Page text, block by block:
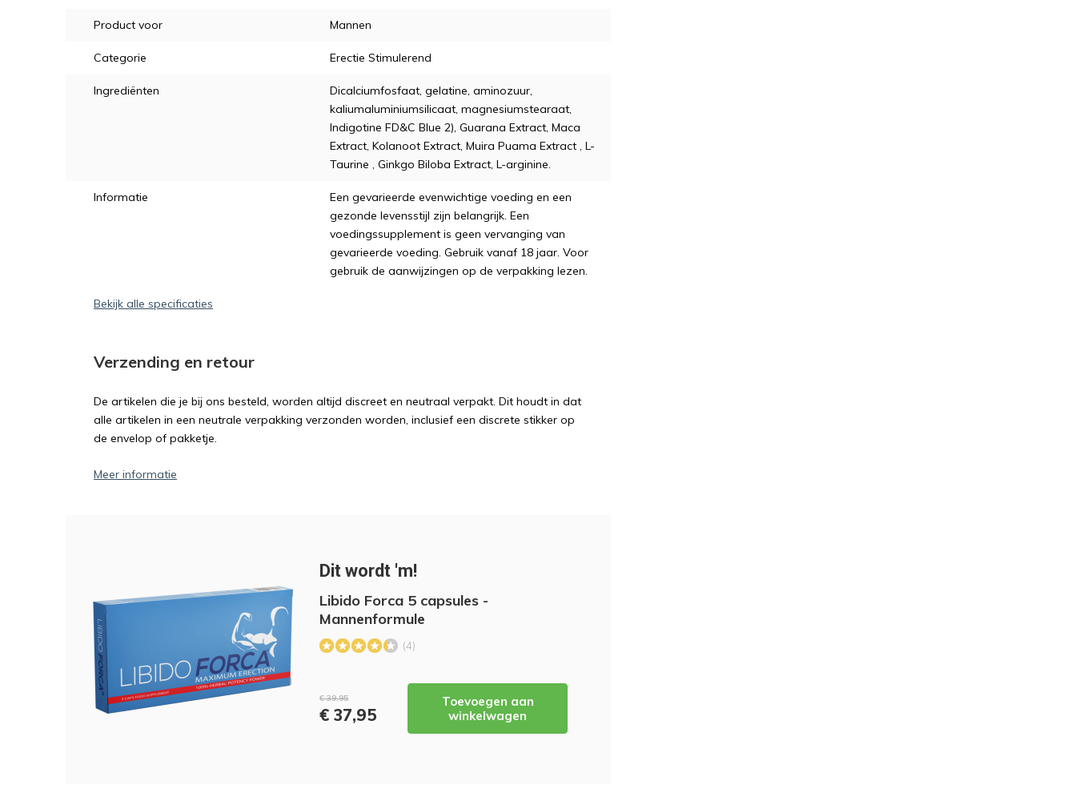
Product voor Mannen
Categorie Erectie Stimulerend
Ingrediënten
Dicalciumfosfaat, gelatine, aminozuur,
kaliumaluminiumsilicaat, magnesiumstearaat,
Indigotine FD&C Blue 2), Guarana Extract, Maca
Extract, Kolanoot Extract, Muira Puama Extract , L-
Taurine , Ginkgo Biloba Extract, L-arginine.
Informatie
Een gevarieerde evenwichtige voeding en een
gezonde levensstijl zijn belangrijk. Een
voedingssupplement is geen vervanging van
gevarieerde voeding. Gebruik vanaf 18 jaar. Voor
gebruik de aanwijzingen op de verpakking lezen.
Bekijk alle specificaties
Verzending en retour
De artikelen die je bij ons besteld, worden altijd discreet en neutraal verpakt. Dit houdt in dat
alle artikelen in een neutrale verpakking verzonden worden, inclusief een discrete stikker op
de envelop of pakketje.
Meer informatie
Dit wordt 'm!
Libido Forca 5 capsules -
Mannenformule
(4)
€ 39,95
€ 37,95
Toevoegen aan
winkelwagen